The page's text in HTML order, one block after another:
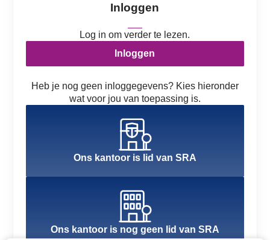
Inloggen
Log in om verder te lezen.
Inloggen
Heb je nog geen inloggegevens? Kies hieronder
wat voor jou van toepassing is.
Ons kantoor is lid van SRA
Ons kantoor is nog geen lid van SRA